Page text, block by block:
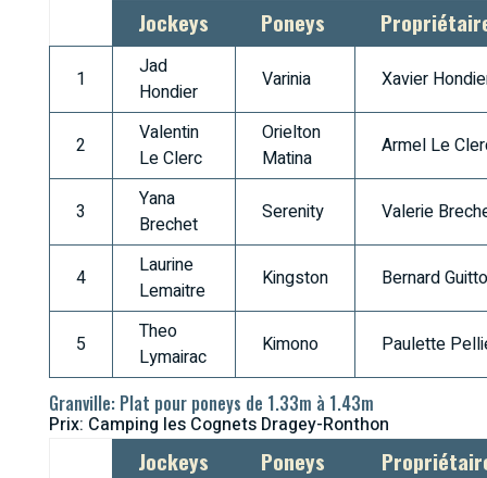
Jockeys Poneys
1
Jad
Hondier
Varinia Xavier
2
Valentin
Le Clerc
Orielton
Matina
Armel Le
3
Yana
Brechet
Serenity Valerie
4
Laurine
Lemaitre
Kingston Bernard
5
Theo
Lymairac
Kimono Paulette
Granville: Plat pour poneys de 1.33m à 1.43m
Prix: Camping les Cognets Dragey-Ronthon
Jockeys Poneys